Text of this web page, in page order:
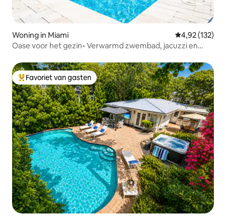
Woning in Miami Gemiddelde
4,92 (132)
Oase voor het gezin• Verwarmd zwembad, jacuzzi en
Topfavoriet van gasten
Favoriet van gasten